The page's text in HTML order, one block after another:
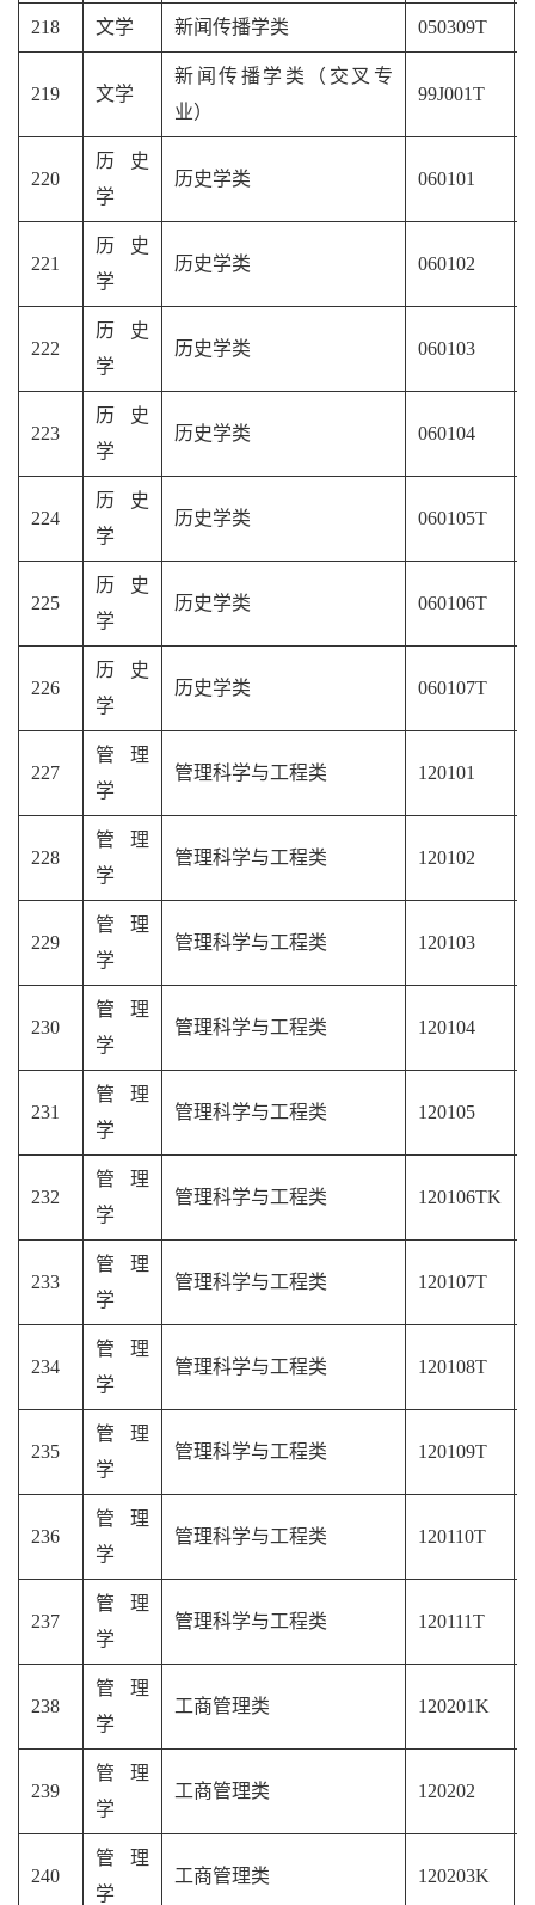
218 文学 新闻传播学类 050309T
219 文学
新闻传播学类（交叉专
业）
99J001T
220
历史
学
历史学类 060101
221
历史
学
历史学类 060102
222
历史
学
历史学类 060103
223
历史
学
历史学类 060104
224
历史
学
历史学类 060105T
225
历史
学
历史学类 060106T
226
历史
学
历史学类 060107T
227
管理
学
管理科学与工程类 120101
228
管理
学
管理科学与工程类 120102
229
管理
学
管理科学与工程类 120103
230
管理
学
管理科学与工程类 120104
231
管理
学
管理科学与工程类 120105
232
管理
学
管理科学与工程类 120106TK
233
管理
学
管理科学与工程类 120107T
234
管理
学
管理科学与工程类 120108T
235
管理
学
管理科学与工程类 120109T
236
管理
学
管理科学与工程类 120110T
237
管理
学
管理科学与工程类 120111T
238
管理
学
工商管理类 120201K
239
管理
学
工商管理类 120202
240
管理
学
工商管理类 120203K